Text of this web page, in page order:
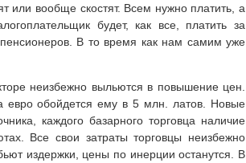
или вообще скостят. Всем нужно платить, а
будет, как все, платить за
В то время как нам самим уже
неизбежно выльются в повышение цен.
евро обойдется ему в 5 млн. латов. Новые
каждого базарного торговца наличие
Все свои затраты торговцы неизбежно
издержки, цены по инерции останутся. В